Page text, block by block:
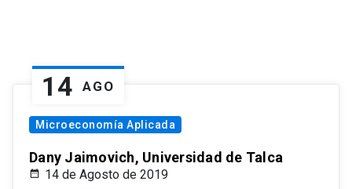
14 AGO
Microeconomía Aplicada
Dany Jaimovich, Universidad de Talca
14 de Agosto de 2019